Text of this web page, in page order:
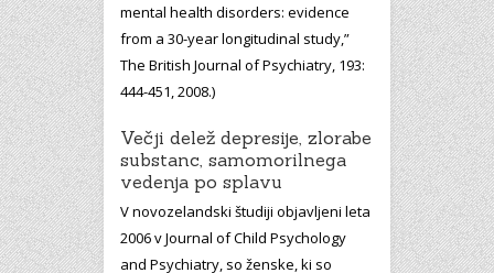
mental health disorders: evidence
from a 30-year longitudinal study,”
The British Journal of Psychiatry, 193:
444-451, 2008.)
Večji delež depresije, zlorabe
substanc, samomorilnega
vedenja po splavu
V novozelandski študiji objavljeni leta
2006 v Journal of Child Psychology
and Psychiatry, so ženske, ki so